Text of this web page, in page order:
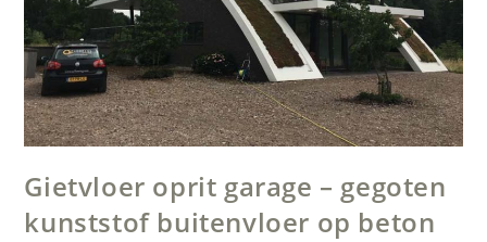
Gietvloer oprit garage – gegoten
kunststof buitenvloer op beton